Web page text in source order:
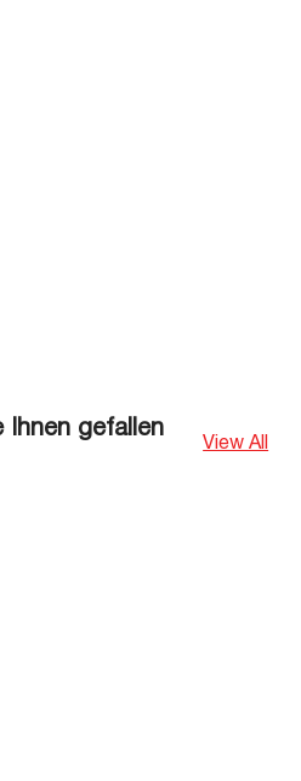
Ihnen gefallen
View All